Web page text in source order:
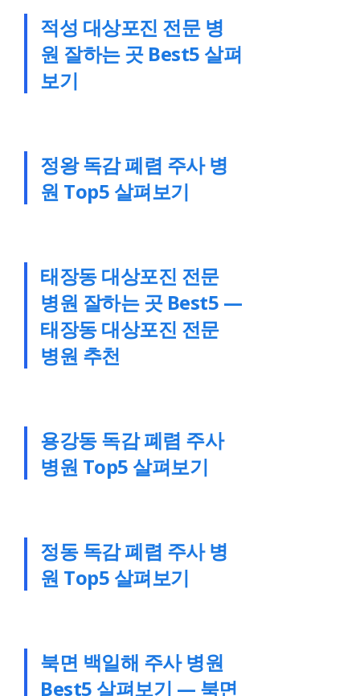
적성 대상포진 전문 병
원 잘하는 곳 Best5 살펴
보기
정왕 독감 폐렴 주사 병
원 Top5 살펴보기
태장동 대상포진 전문
병원 잘하는 곳 Best5 —
태장동 대상포진 전문
병원 추천
용강동 독감 폐렴 주사
병원 Top5 살펴보기
정동 독감 폐렴 주사 병
원 Top5 살펴보기
북면 백일해 주사 병원
Best5 살펴보기 — 북면